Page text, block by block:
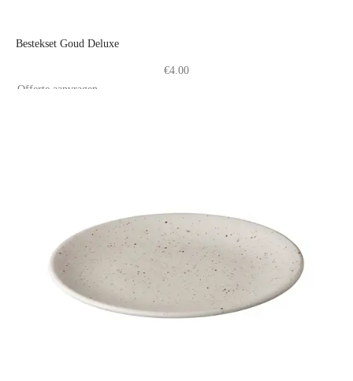
Bestekset Goud Deluxe
€4.00
Offerte aanvragen